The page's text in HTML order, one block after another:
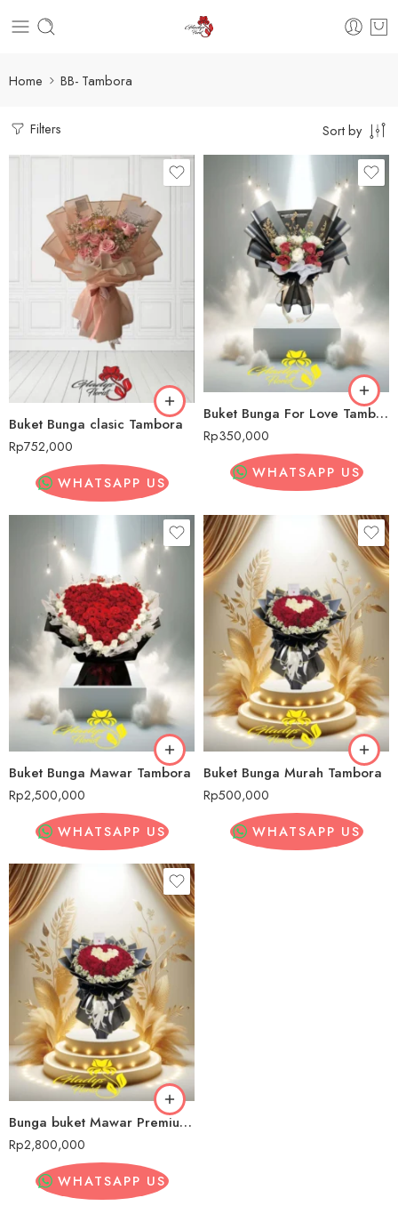
Home BB- Tambora
Filters Sort by
Buket Bunga clasic Tambora
Rp752,000
WHATSAPP US
Buket Bunga For Love Tambora
Rp350,000
WHATSAPP US
Buket Bunga Mawar Tambora
Rp2,500,000
WHATSAPP US
Buket Bunga Murah Tambora
Rp500,000
WHATSAPP US
Bunga buket Mawar Premium Tambora
Rp2,800,000
WHATSAPP US